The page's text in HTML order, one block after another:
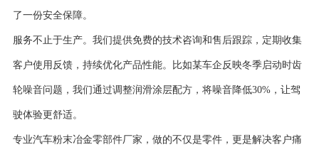
了一份安全保障。
服务不止于生产。我们提供免费的技术咨询和售后跟踪，定期收集
客户使用反馈，持续优化产品性能。比如某车企反映冬季启动时齿
轮噪音问题，我们通过调整润滑涂层配方，将噪音降低30%，让驾
驶体验更舒适。
专业汽车粉末冶金零部件厂家，做的不仅是零件，更是解决客户痛